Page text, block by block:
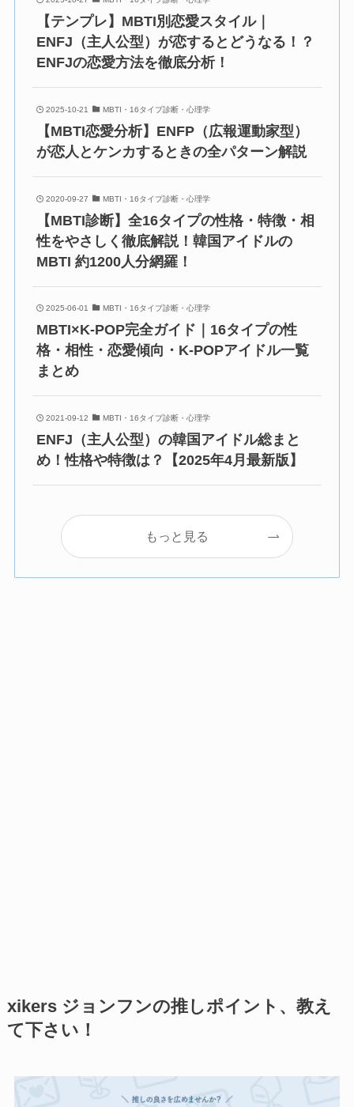
【テンプレ】MBTI別恋愛スタイル｜
ENFJ（主人公型）が恋するとどうなる！？
ENFJの恋愛方法を徹底分析！
2025-10-21 MBTI・16タイプ診断・心理学
【MBTI恋愛分析】ENFP（広報運動家型）
が恋人とケンカするときの全パターン解説
2020-09-27 MBTI・16タイプ診断・心理学
【MBTI診断】全16タイプの性格・特徴・相
性をやさしく徹底解説！韓国アイドルの
MBTI 約1200人分網羅！
2025-06-01 MBTI・16タイプ診断・心理学
MBTI×K-POP完全ガイド｜16タイプの性
格・相性・恋愛傾向・K-POPアイドル一覧
まとめ
2021-09-12 MBTI・16タイプ診断・心理学
ENFJ（主人公型）の韓国アイドル総まと
め！性格や特徴は？【2025年4月最新版】
もっと見る
xikers ジョンフンの推しポイント、教え
て下さい！